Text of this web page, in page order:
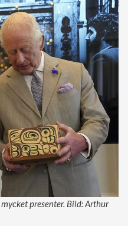
presenter. Bild: Arthur